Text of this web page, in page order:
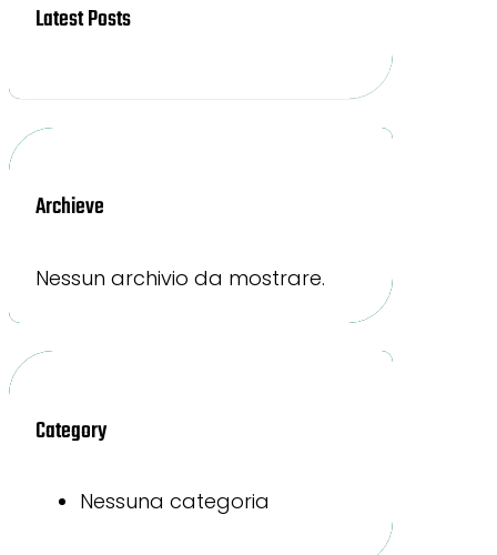
Latest Posts
Archieve
Nessun archivio da mostrare.
Category
Nessuna categoria